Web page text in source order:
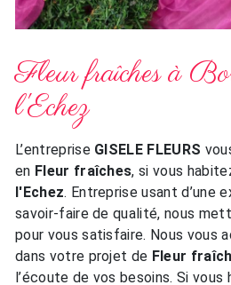
Fleur fraîches à
l'Echez
L’entreprise GISELE FLEURS
en Fleur fraîches, si vous
l'Echez. Entreprise usant d’une
savoir-faire de qualité, nous
pour vous satisfaire. Nous vous
dans votre projet de Fleur
l’écoute de vos besoins. Si vous